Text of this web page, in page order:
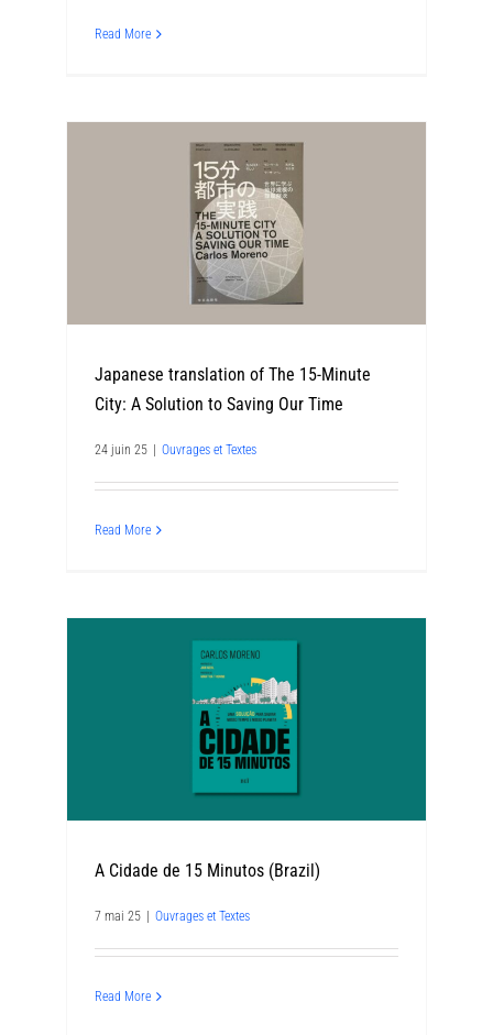
Read More
Japanese translation of The 15-Minute
City: A Solution to Saving Our Time
24 juin 25 | Ouvrages et Textes
Read More
A Cidade de 15 Minutos (Brazil)
7 mai 25 | Ouvrages et Textes
Read More